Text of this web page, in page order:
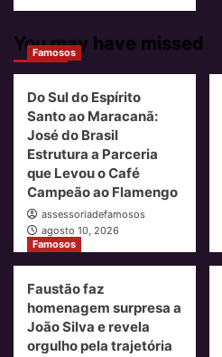
You may have missed
Famosos
Do Sul do Espírito
Santo ao Maracanã:
José do Brasil
Estrutura a Parceria
que Levou o Café
Campeão ao Flamengo
assessoriadefamosos
agosto 10, 2026
Famosos
Faustão faz
homenagem surpresa a
João Silva e revela
orgulho pela trajetória